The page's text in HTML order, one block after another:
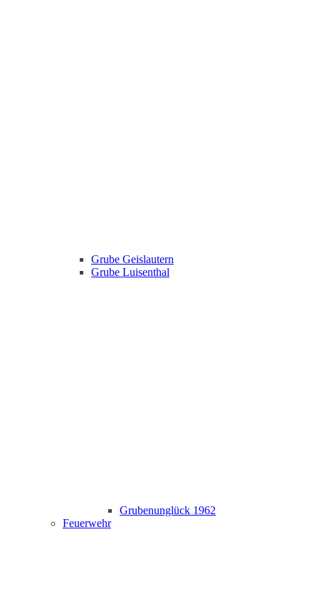
Grube Geislautern
Grube Luisenthal
Grubenunglück 1962
Feuerwehr